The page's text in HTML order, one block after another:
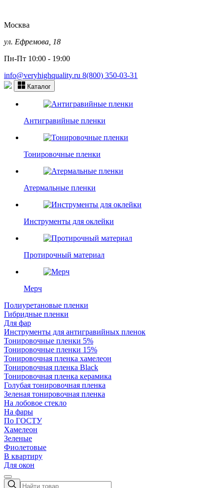
Москва
ул. Ефремова, 18
Пн-Пт 10:00 - 19:00
info@veryhighquality.ru 8(800) 350-03-31
Каталог
Антигравийные пленки
Тонировочные пленки
Атермальные пленки
Инструменты для оклейки
Протирочный материал
Мерч
Полиуретановые пленки
Гибридные пленки
Для фар
Инструменты для антигравийных пленок
Тонировочные пленки 5%
Тонировочные пленки 15%
Тонировочная пленка хамелеон
Тонировочная пленка Black
Тонировочная пленка керамика
Голубая тонировочная пленка
Зеленая тонировочная пленка
На лобовое стекло
На фары
По ГОСТУ
Хамелеон
Зеленые
Фиолетовые
В квартиру
Для окон